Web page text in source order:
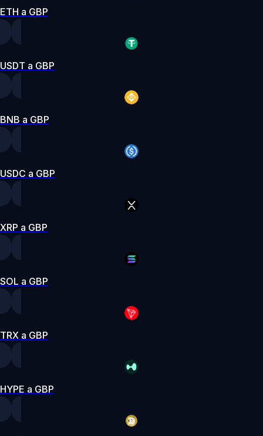
ETH a GBP
USDT a GBP
BNB a GBP
USDC a GBP
XRP a GBP
SOL a GBP
TRX a GBP
HYPE a GBP